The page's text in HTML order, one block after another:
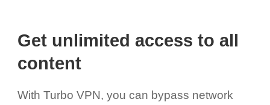
Get unlimited access to all
content
With Turbo VPN, you can bypass network